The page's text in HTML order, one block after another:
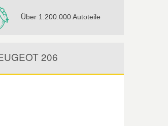
Über 1.200.000 Autoteile
206